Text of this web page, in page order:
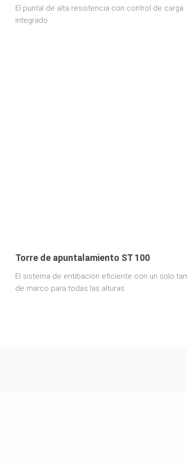
El puntal de alta resistencia con control de carga
integrado
Torre de apuntalamiento ST 100
El sistema de entibación eficiente con un solo
de marco para todas las alturas